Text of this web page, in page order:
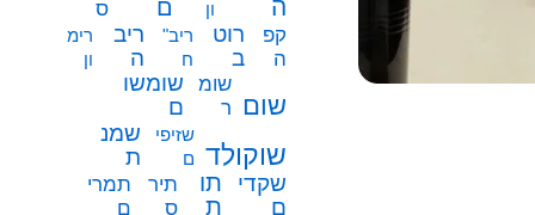
ה
ון
ם
ס
קפ
ה
רוט
ב
ריב"
ח
ריב
ה
רימ
ון
שום
שומ
ר
שומשו
ם
שוקולד
שזיפי
ם
שמנ
ת
שקדי
ם
תו
ת
תיר
ס
תמרי
ם